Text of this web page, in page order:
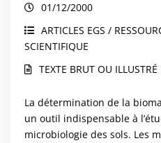
méthodes biocidales
01/12/2000
ARTICLES EGS /
SCIENTIFIQUE
TEXTE BRUT OU ILLUSTRÉ
La détermination de la
un outil indispensable à
microbiologie des sols. Les